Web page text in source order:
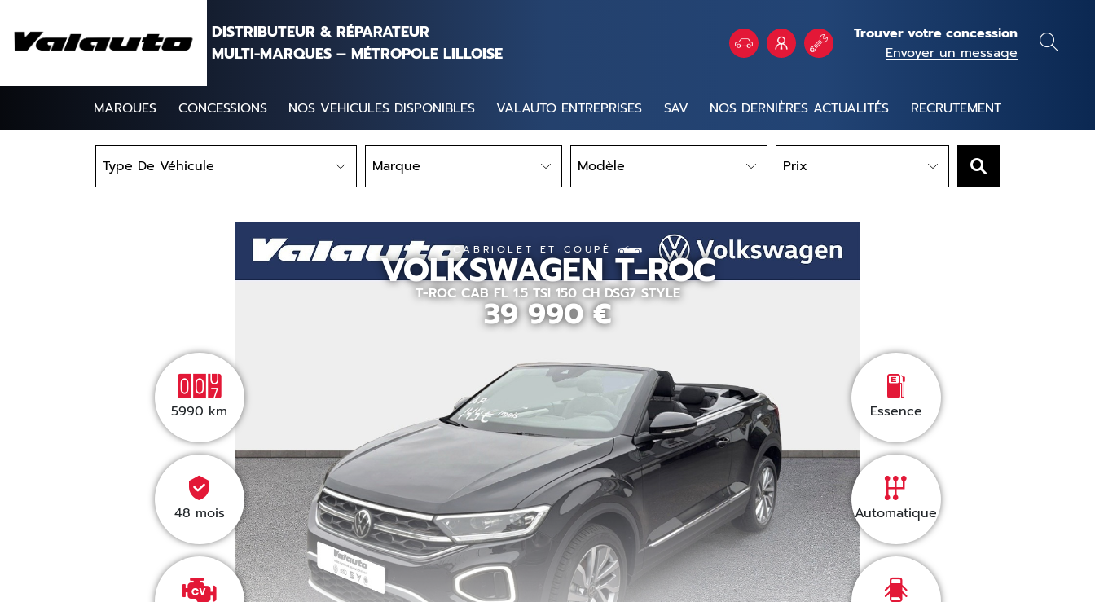
DISTRIBUTEUR & RÉPARATEUR
MULTI-MARQUES – MÉTROPOLE LILLOISE
Trouver votre concession
Envoyer un message
MARQUES CONCESSIONS NOS VEHICULES DISPONIBLES VALAUTO ENTREPRISES SAV NOS DERNIÈRES ACTUALITÉS RECRUTEMENT
Type De Véhicule Marque Modèle Prix
CABRIOLET ET COUPÉ
VOLKSWAGEN T-ROC
T-ROC CAB FL 1.5 TSI 150 CH DSG7 STYLE
39 990 €
5990 km
48 mois
Essence
Automatique